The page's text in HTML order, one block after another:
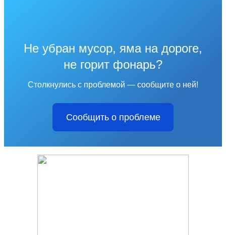
Не убран мусор, яма на дороге,
не горит фонарь?
Столкнулись с проблемой — сообщите о ней!
Сообщить о проблеме